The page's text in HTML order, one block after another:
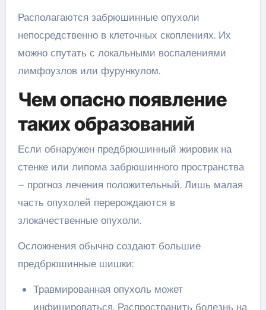
Располагаются забрюшинные опухоли
непосредственно в клеточных скоплениях. Их
можно спутать с локальными воспалениями
лимфоузлов или фурункулом.
Чем опасно появление
таких образований
Если обнаружен предбрюшинный жировик на
стенке или липома забрюшинного пространства
– прогноз лечения положительный. Лишь малая
часть опухолей перерождаются в
злокачественные опухоли.
Осложнения обычно создают большие
предбрюшинные шишки:
Травмированная опухоль может
инфицироваться. Распространить болезнь на